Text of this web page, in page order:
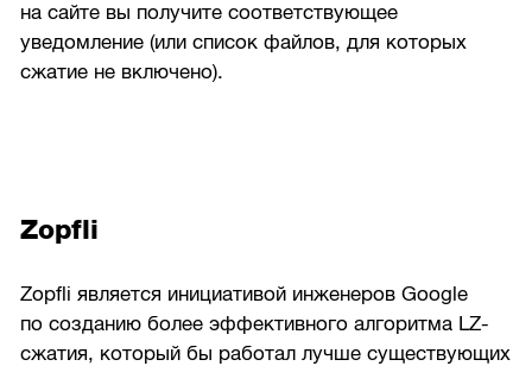
на сайте вы получите соответствующее
уведомление (или список файлов, для которых
сжатие не включено).
Zopfli
Zopfli является инициативой инженеров Google
по созданию более эффективного алгоритма LZ-
сжатия, который бы работал лучше существующих